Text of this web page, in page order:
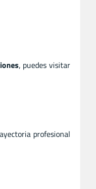
, puedes visitar
profesional